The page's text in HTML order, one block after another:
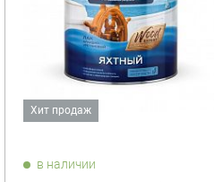
Хит продаж
в наличии